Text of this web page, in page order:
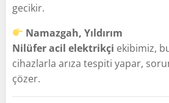
gecikir.
Namazgah, Yıldırım
Nilüfer acil elektrikçi ekibimiz,
cihazlarla arıza tespiti yapar,
çözer.